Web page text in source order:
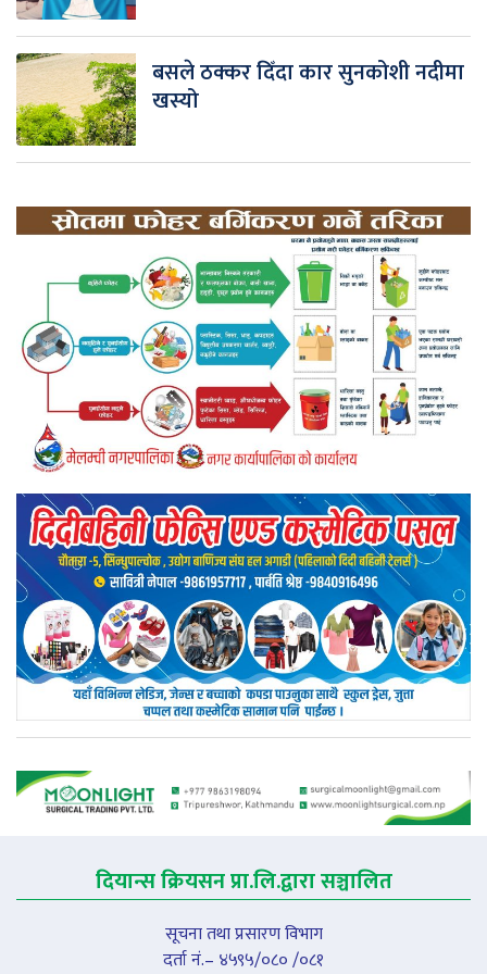
बसले ठक्कर दिँदा कार सुनकोशी नदीमा
खस्यो
दियान्स क्रियसन प्रा.लि.द्वारा सञ्चालित
सूचना तथा प्रसारण विभाग
दर्ता नं.– ४५९५/०८० /०८१